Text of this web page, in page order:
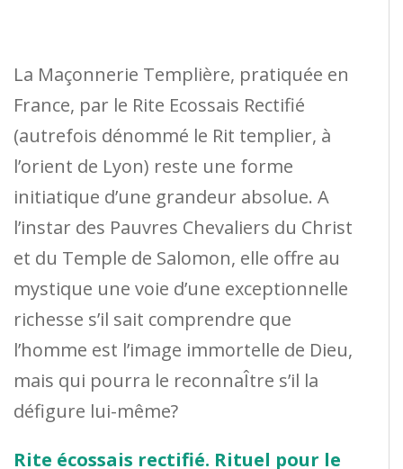
La Maçonnerie Templière, pratiquée en
France, par le Rite Ecossais Rectifié
(autrefois dénommé le Rit templier, à
l’orient de Lyon) reste une forme
initiatique d’une grandeur absolue. A
l’instar des Pauvres Chevaliers du Christ
et du Temple de Salomon, elle offre au
mystique une voie d’une exceptionnelle
richesse s’il sait comprendre que
l’homme est l’image immortelle de Dieu,
mais qui pourra le reconnaÎtre s’il la
défigure lui-même?
Rite écossais rectifié. Rituel pour le